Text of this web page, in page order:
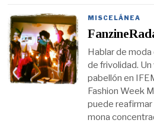
MISCELÁNEA
Hablar de moda
de frivolidad.
pabellón en
Fashion Week
puede reafirmar
mona